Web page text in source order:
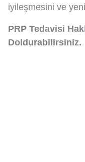
iyileşmesini ve
PRP Tedavisi
Doldurabilirsiniz.